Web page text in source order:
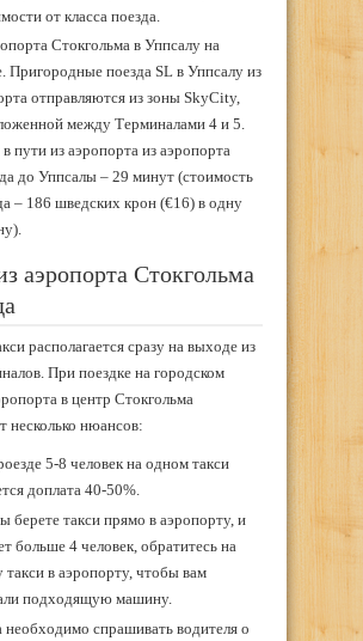
от класса поезда.
Стокгольма в Уппсалу на
Пригородные поезда SL в Уппсалу из
отправляются из зоны SkyCity,
между Терминалами 4 и 5.
пути из аэропорта из аэропорта
до Уппсалы – 29 минут (стоимость
– 186 шведских крон (€16) в одну
аэропорта Стокгольма
располагается сразу на выходе из
При поездке на городском
в центр Стокгольма
несколько нюансов:
5-8 человек на одном такси
доплата 40-50%.
берете такси прямо в аэропорту, и
больше 4 человек, обратитесь на
такси в аэропорту, чтобы вам
подходящую машину.
необходимо спрашивать водителя о